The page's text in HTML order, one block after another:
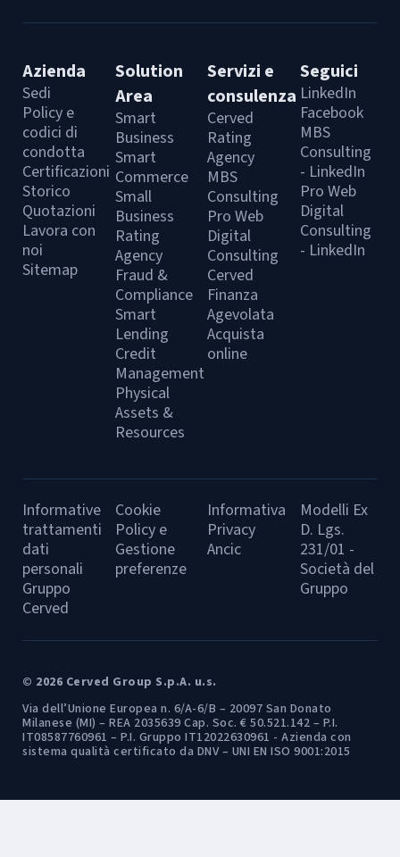
Azienda
Sedi
Policy e
codici di
condotta
Certificazioni
Storico
Quotazioni
Lavora con
noi
Sitemap
Solution
Area
Smart
Business
Smart
Commerce
Small
Business
Rating
Agency
Fraud &
Compliance
Smart
Lending
Credit
Management
Physical
Assets &
Resources
Servizi e
consulenza
Cerved
Rating
Agency
MBS
Consulting
Pro Web
Digital
Consulting
Cerved
Finanza
Agevolata
Acquista
online
Seguici
LinkedIn
Facebook
MBS
Consulting
- LinkedIn
Pro Web
Digital
Consulting
- LinkedIn
Informative
trattamenti
dati
personali
Gruppo
Cerved
Cookie
Policy e
Gestione
preferenze
Informativa
Privacy
Ancic
Modelli Ex
D. Lgs.
231/01 -
Società del
Gruppo
© 2026 Cerved Group S.p.A. u.s.
Via dell’Unione Europea n. 6/A-6/B – 20097 San Donato
Milanese (MI) – REA 2035639 Cap. Soc. € 50.521.142 – P.I.
IT08587760961 – P.I. Gruppo IT12022630961 - Azienda con
sistema qualità certificato da DNV – UNI EN ISO 9001:2015